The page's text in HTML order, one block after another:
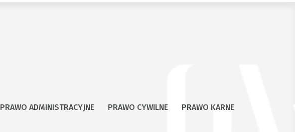
PRAWO ADMINISTRACYJNE PRAWO CYWILNE
PRAWO KARNE